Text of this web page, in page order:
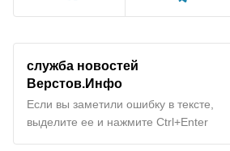
служба новостей
Верстов.Инфо
Если вы заметили ошибку в тексте,
выделите ее и нажмите Ctrl+Enter